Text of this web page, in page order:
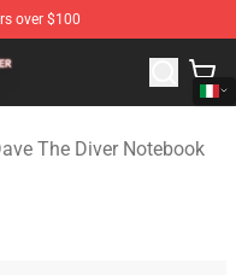
over $100
Dave The Diver
The Diver Notebook